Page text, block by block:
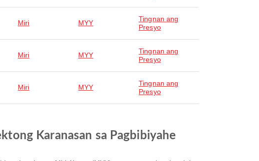
Miri MYY
Tingnan ang
Presyo
Miri MYY
Tingnan ang
Presyo
Miri MYY
Tingnan ang
Presyo
Karanasan sa Pagbibiyahe